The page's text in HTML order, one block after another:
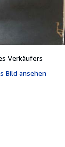
Verkäufers
Bild ansehen